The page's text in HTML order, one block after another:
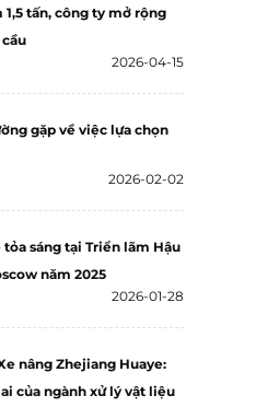
tấn, công ty mở rộng
2026-04-15
gặp về việc lựa chọn
2026-02-02
tỏa sáng tại Triển lãm Hậu
năm 2025
2026-01-28
nâng Zhejiang Huaye:
của ngành xử lý vật liệu